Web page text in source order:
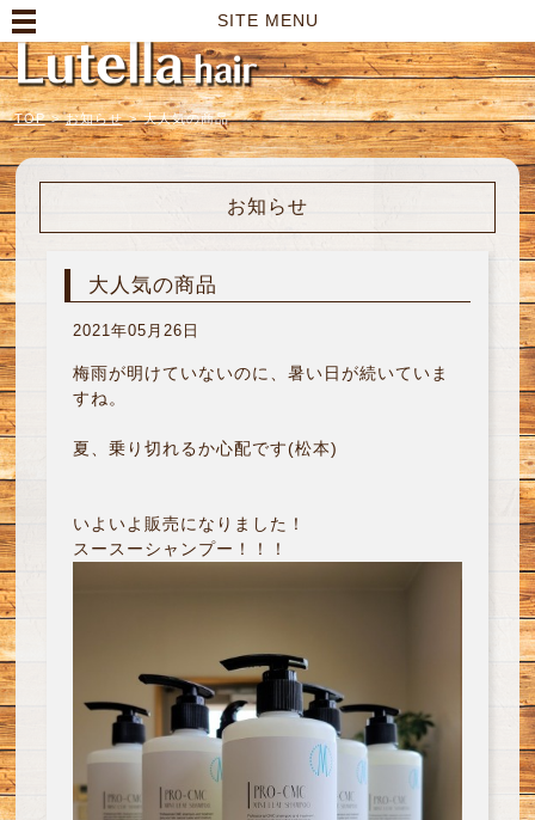
SITE MENU
TOP > お知らせ > 大人気の商品
お知らせ
大人気の商品
2021年05月26日
梅雨が明けていないのに、暑い日が続いていま
すね。
夏、乗り切れるか心配です(松本)
いよいよ販売になりました！
スースーシャンプー！！！